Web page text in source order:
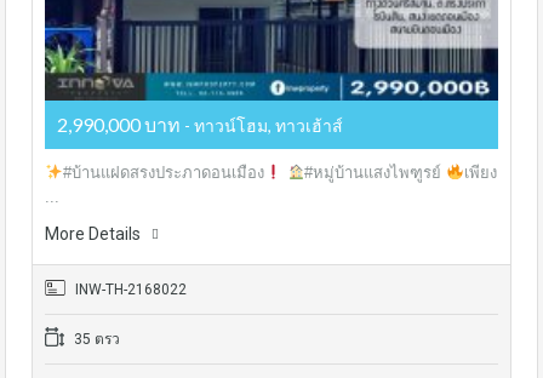
2,990,000 บาท - ทาวน์โฮม, ทาวเฮ้าส์
#บ้านแฝดสรงประภาดอนเมือง #หมู่บ้านแสงไพฑูรย์
เพียง
More Details
INW-TH-2168022
35 ตรว